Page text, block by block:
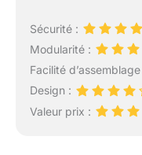
Sécurité :
Modularité :
Facilité d’assemblage
Design :
Valeur prix :